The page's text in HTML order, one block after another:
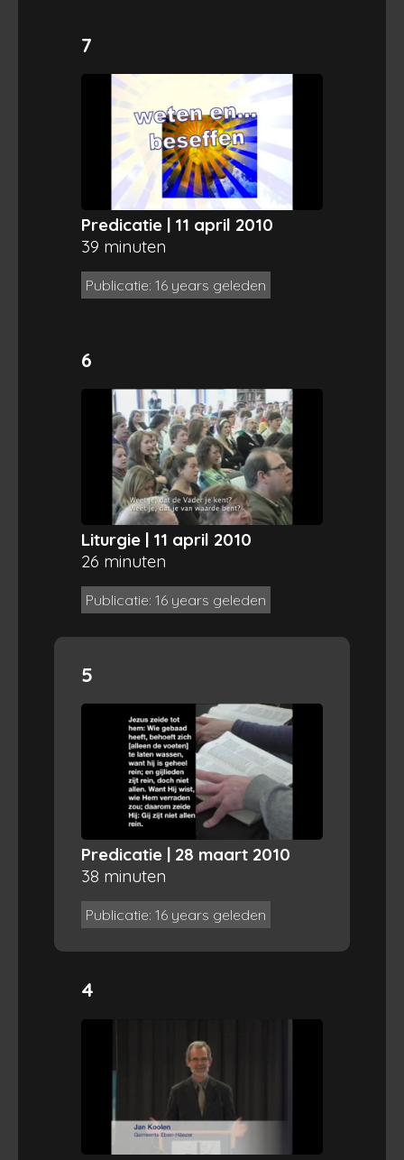
7
Predicatie | 11 april 2010
39 minuten
Publicatie: 16 years geleden
6
Liturgie | 11 april 2010
26 minuten
Publicatie: 16 years geleden
5
Predicatie | 28 maart 2010
38 minuten
Publicatie: 16 years geleden
4